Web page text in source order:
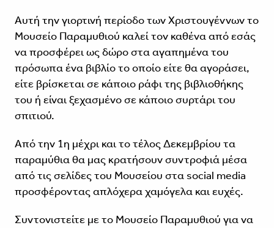
Αυτή την γιορτινή περίοδο των Χριστουγέννων το
Μουσείο Παραμυθιού καλεί τον καθένα από εσάς
να προσφέρει ως δώρο στα αγαπημένα του
πρόσωπα ένα βιβλίο το οποίο είτε θα αγοράσει,
είτε βρίσκεται σε κάποιο ράφι της βιβλιοθήκης
του ή είναι ξεχασμένο σε κάποιο συρτάρι του
σπιτιού.
Από την 1η μέχρι και το τέλος Δεκεμβρίου τα
παραμύθια θα μας κρατήσουν συντροφιά μέσα
από τις σελίδες του Μουσείου στα social media
προσφέροντας απλόχερα χαμόγελα και ευχές.
Συντονιστείτε με το Μουσείο Παραμυθιού για να